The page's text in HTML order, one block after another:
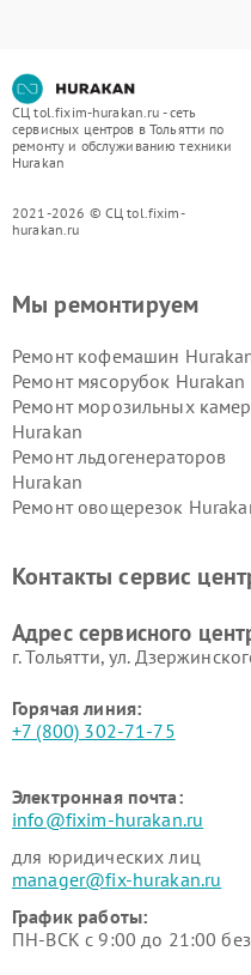
СЦ tol.fixim-hurakan.ru - сеть
сервисных центров в Тольятти по
ремонту и обслуживанию техники
Hurakan
2021-2026 © СЦ tol.fixim-
hurakan.ru
Мы ремонтируем
Ремонт кофемашин
Ремонт мясорубок Hurakan
Ремонт морозильных камер
Hurakan
Ремонт льдогенераторов
Hurakan
Ремонт овощерезок
Hurakan
Контакты сервис
Адрес сервисного
г. Тольятти, ул.
Горячая линия:
+7 (800) 302-71-75
Электронная почта:
info@fixim-hurakan.ru
для юридических лиц
manager@fix-hurakan.ru
График работы:
ПН-ВСК с 9:00 до 21:00